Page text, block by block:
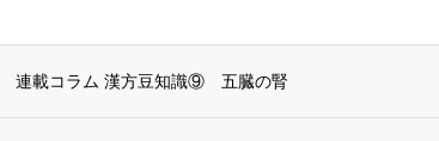
連載コラム 漢方豆知識⑨ 五臓の腎